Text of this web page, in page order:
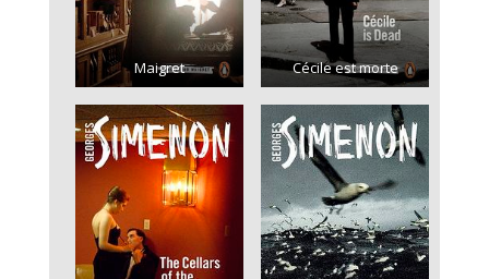
Maigret Cécile est morte